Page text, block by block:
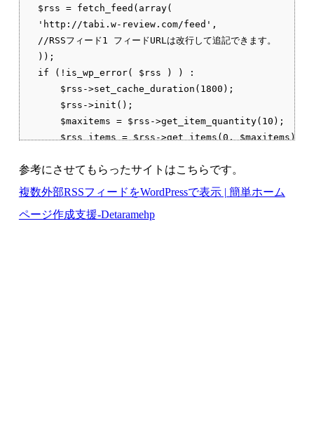
$rss = fetch_feed(array(
'http://tabi.w-review.com/feed',
//RSSフィード1 フィードURLは改行して追記できます。
));
if (!is_wp_error( $rss ) ) :
    $rss->set_cache_duration(1800);
    $rss->init();
    $maxitems = $rss->get_item_quantity(10);
    $rss_items = $rss->get_items(0, $maxitems);
endif;
?>
<?php if ($maxitems == 0) echo '<h2>No
    else
参考にさせてもらったサイトはこちらです。
複数外部RSSフィードをWordPressで表示 | 簡単ホーム
ページ作成支援-Detaramehp